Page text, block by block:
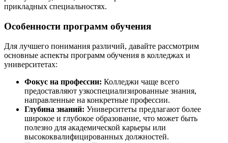
прикладных специальностях.
Особенности программ обучения
Для лучшего понимания различий, давайте рассмотрим
основные аспекты программ обучения в колледжах и
университетах:
Фокус на профессии: Колледжи чаще всего
предоставляют узкоспециализированные знания,
направленные на конкретные профессии.
Глубина знаний: Университеты предлагают более
широкое и глубокое образование, что может быть
полезно для академической карьеры или
высококвалифицированных должностей.